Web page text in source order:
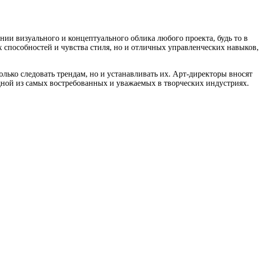
визуального и концептуального облика любого проекта, будь то в
и чувства стиля, но и отличных управленческих навыков,
следовать трендам, но и устанавливать их. Арт-директоры вносят
из самых востребованных и уважаемых в творческих индустриях.